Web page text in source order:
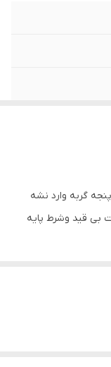
گربه وارد نشه
قيد وشرط پايه